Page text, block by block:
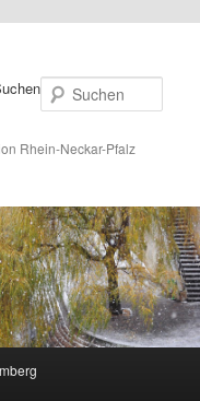
Rhein-Neckar-Pfalz